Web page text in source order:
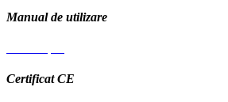
Manual de utilizare
Certificat CE